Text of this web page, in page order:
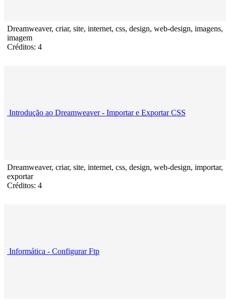
Dreamweaver, criar, site, internet, css, design, web-design, imagens,
imagem
Créditos: 4
Introdução ao Dreamweaver - Importar e Exportar CSS
Dreamweaver, criar, site, internet, css, design, web-design, importar,
exportar
Créditos: 4
Informática - Configurar Ftp